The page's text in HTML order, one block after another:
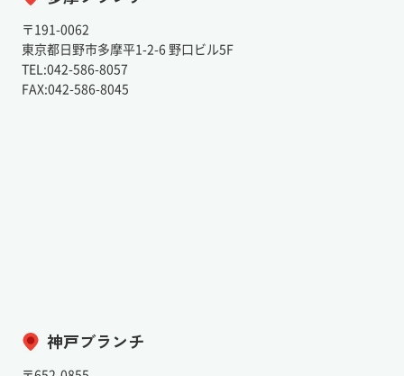
〒191-0062
東京都日野市多摩平1-2-6 野口ビル5F
TEL:042-586-8057
FAX:042-586-8045
神戸ブランチ